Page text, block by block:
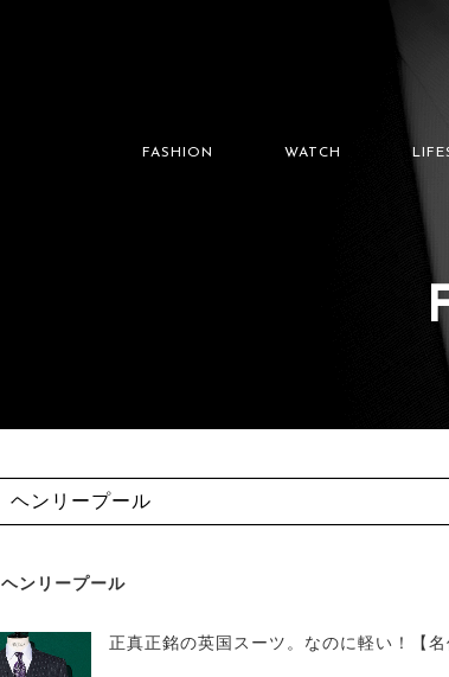
FASHION WATCH
ヘンリープール
正真正銘の英国スーツ。なのに軽い！【名